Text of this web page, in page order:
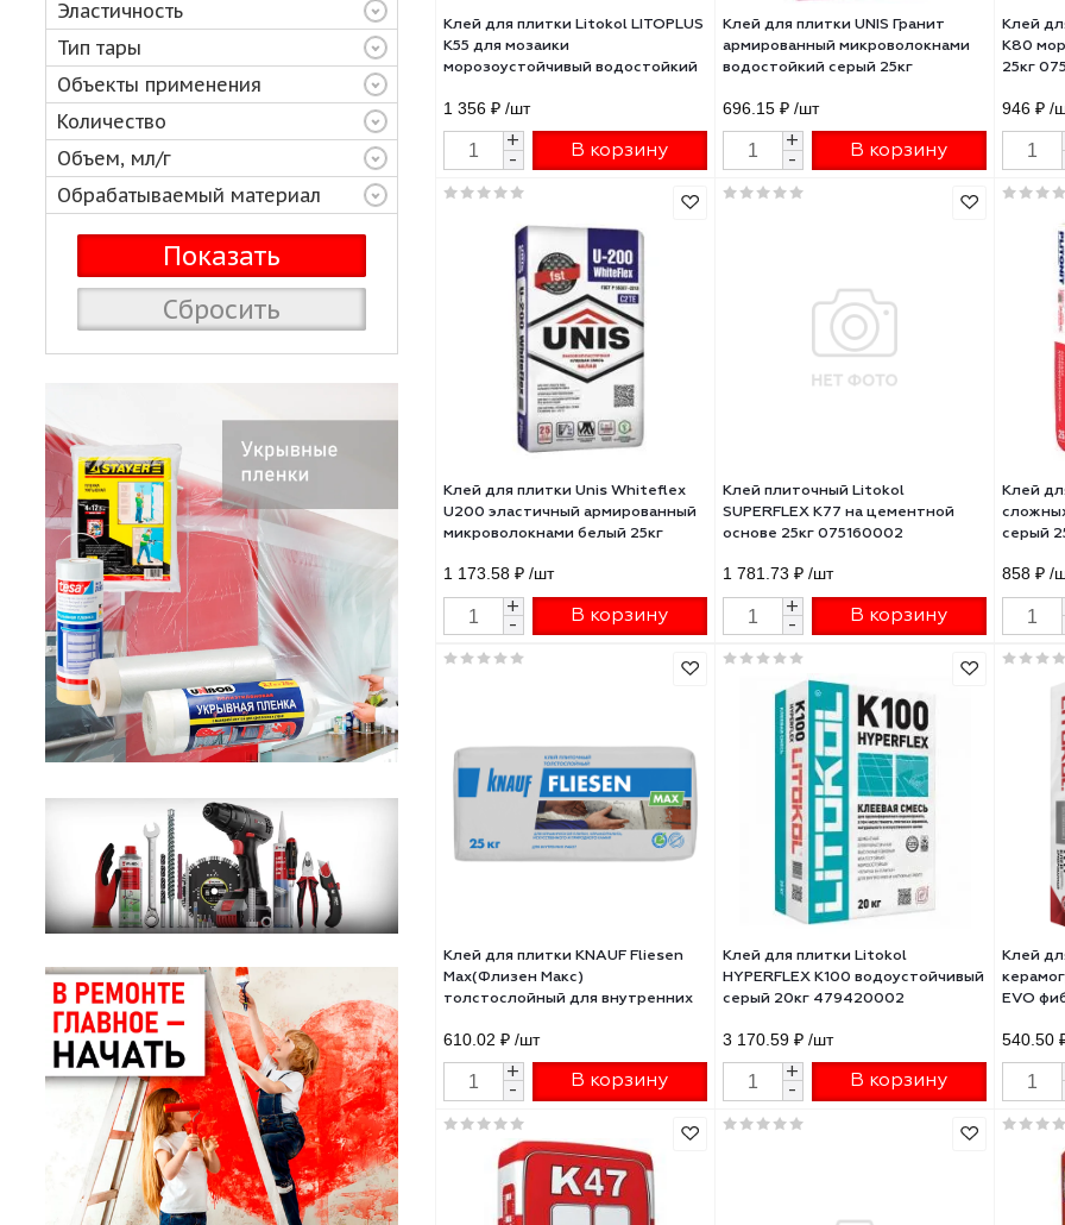
Клей для плитки Litokol LITOPLUS
морозоустойчивый водостойкий
белый 25кг
1 356 ₽
-
+ В корзину
Клей для плитки UNIS Гранит
водостойкий серый 25кг
696.15 ₽
Клей для плитки Unis Whiteflex
U200 эластичный армированный
микроволокнами белый 25кг
-
+ В корзину
Клей плиточный Litokol
SUPERFLEX K77 на цементной
основе 25кг 075160002
1 781.73 ₽ /шт
-
+
Клей для плитки KNAUF Fliesen
Max(Флизен Макс)
толстослойный для внутренних
работ 25кг 729142
Клей для плитки Litokol
HYPERFLEX K100
Морозостойкость
Эластичность
Тип тары
Объекты применения
Количество
Объем, мл/г
Обрабатываемый материал
Сбросить